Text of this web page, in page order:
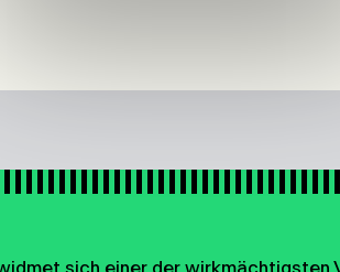
sich einer der